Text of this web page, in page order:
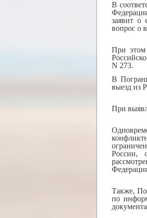
В
заявит о
вопрос о
При этом
N 273.
В
выезд из
При
России,
Также,
по